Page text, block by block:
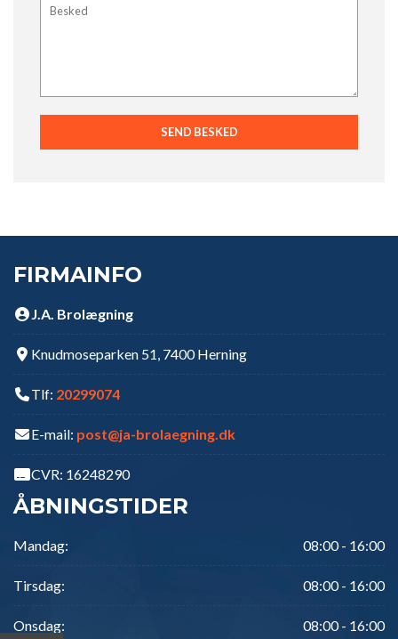
FIRMAINFO
J.A. Brolægning
Knudmoseparken 51, 7400 Herning
Tlf: 20299074
E-mail: post@ja-brolaegning.dk
CVR: 16248290
ÅBNINGSTIDER
Mandag: 08:00 - 16:00
Tirsdag: 08:00 - 16:00
Onsdag:
08:00 - 16:00